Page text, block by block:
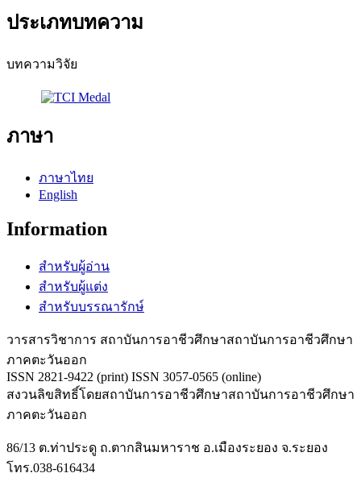
ประเภทบทความ
บทความวิจัย
ภาษา
ภาษาไทย
English
Information
สำหรับผู้อ่าน
สำหรับผู้แต่ง
สำหรับบรรณารักษ์
วารสารวิชาการ สถาบันการอาชีวศึกษาสถาบันการอาชีวศึกษา
ภาคตะวันออก
ISSN 2821-9422 (print) ISSN 3057-0565 (online)
สงวนลิขสิทธิ์โดยสถาบันการอาชีวศึกษาสถาบันการอาชีวศึกษา
ภาคตะวันออก
86/13 ต.ท่าประดู ถ.ตากสินมหาราช อ.เมืองระยอง จ.ระยอง
โทร.038-616434